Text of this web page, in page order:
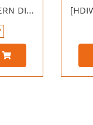
[HDIWD62PURZ] WESTERN DIGITAL DISCO DURO PURPURA 6TB SATA 6Gbps 5400RPM 64MB 3.5".